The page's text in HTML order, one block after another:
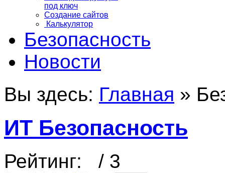
под ключ
Создание сайтов
Калькулятор
Безопасность
Новости
Вы здесь: Главная »
ИТ Безопасность
Рейтинг: / 3